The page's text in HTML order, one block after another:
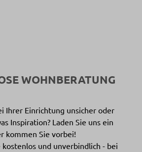
WOHNBERATUNG
Ihrer Einrichtung unsicher oder
Inspiration? Laden Sie uns ein
kommen Sie vorbei!
und unverbindlich - bei